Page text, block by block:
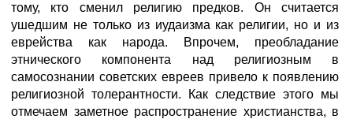
тому, кто сменил религию предков. Он считается
ушедшим не только из иудаизма как религии, но и из
еврейства как народа. Впрочем, преобладание
этнического компонента над религиозным в
самосознании советских евреев привело к появлению
религиозной толерантности. Как следствие этого мы
отмечаем заметное распространение христианства, в